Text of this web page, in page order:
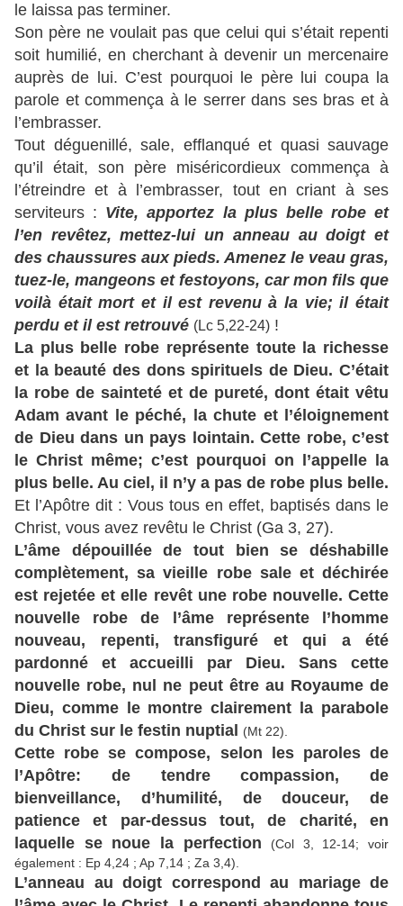
le laissa pas terminer.
Son père ne voulait pas que celui qui s’était repenti
soit humilié, en cherchant à devenir un mercenaire
auprès de lui. C’est pourquoi le père lui coupa la
parole et commença à le serrer dans ses bras et à
l’embrasser.
Tout déguenillé, sale, efflanqué et quasi sauvage
qu’il était, son père miséricordieux commença à
l’étreindre et à l’embrasser, tout en criant à ses
serviteurs : Vite, apportez la plus belle robe et
l’en revêtez, mettez-lui un anneau au doigt et
des chaussures aux pieds. Amenez le veau gras,
tuez-le, mangeons et festoyons, car mon fils que
voilà était mort et il est revenu à la vie; il était
perdu et il est retrouvé (Lc 5,22-24) !
La plus belle robe représente toute la richesse
et la beauté des dons spirituels de Dieu. C’était
la robe de sainteté et de pureté, dont était vêtu
Adam avant le péché, la chute et l’éloignement
de Dieu dans un pays lointain. Cette robe, c’est
le Christ même; c’est pourquoi on l’appelle la
plus belle. Au ciel, il n’y a pas de robe plus belle.
Et l’Apôtre dit : Vous tous en effet, baptisés dans le
Christ, vous avez revêtu le Christ (Ga 3, 27).
L’âme dépouillée de tout bien se déshabille
complètement, sa vieille robe sale et déchirée
est rejetée et elle revêt une robe nouvelle. Cette
nouvelle robe de l’âme représente l’homme
nouveau, repenti, transfiguré et qui a été
pardonné et accueilli par Dieu. Sans cette
nouvelle robe, nul ne peut être au Royaume de
Dieu, comme le montre clairement la parabole
du Christ sur le festin nuptial
(Mt 22).
Cette robe se compose, selon les paroles de
l’Apôtre: de tendre compassion, de
bienveillance, d’humilité, de douceur, de
patience et par-dessus tout, de charité, en
laquelle se noue la perfection
(Col 3, 12-14; voir
également : Ep 4,24 ; Ap 7,14 ; Za 3,4).
L’anneau au doigt correspond au mariage de